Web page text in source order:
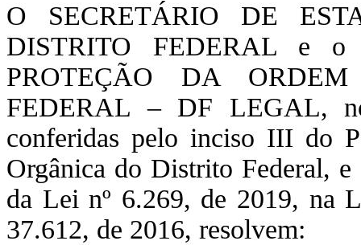
O SECRETÁRIO DE
DISTRITO FEDERAL e o
PROTEÇÃO DA
FEDERAL – DF LEGAL,
conferidas pelo inciso III do
Orgânica do Distrito Federal,
da Lei nº 6.269, de 2019, na
37.612, de 2016, resolvem: